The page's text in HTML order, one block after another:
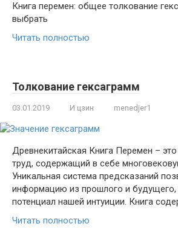
Книга перемен: общее толкование
выбрать
Читать полностью
Толкование гексаграмм
03.01.2019 И цзин menedjer1
Древнекитайская Книга Перемен –
труд, содержащий в себе
Уникальная система предсказаний
информацию из прошлого и будущего,
потенциал нашей интуиции. Книга
Читать полностью